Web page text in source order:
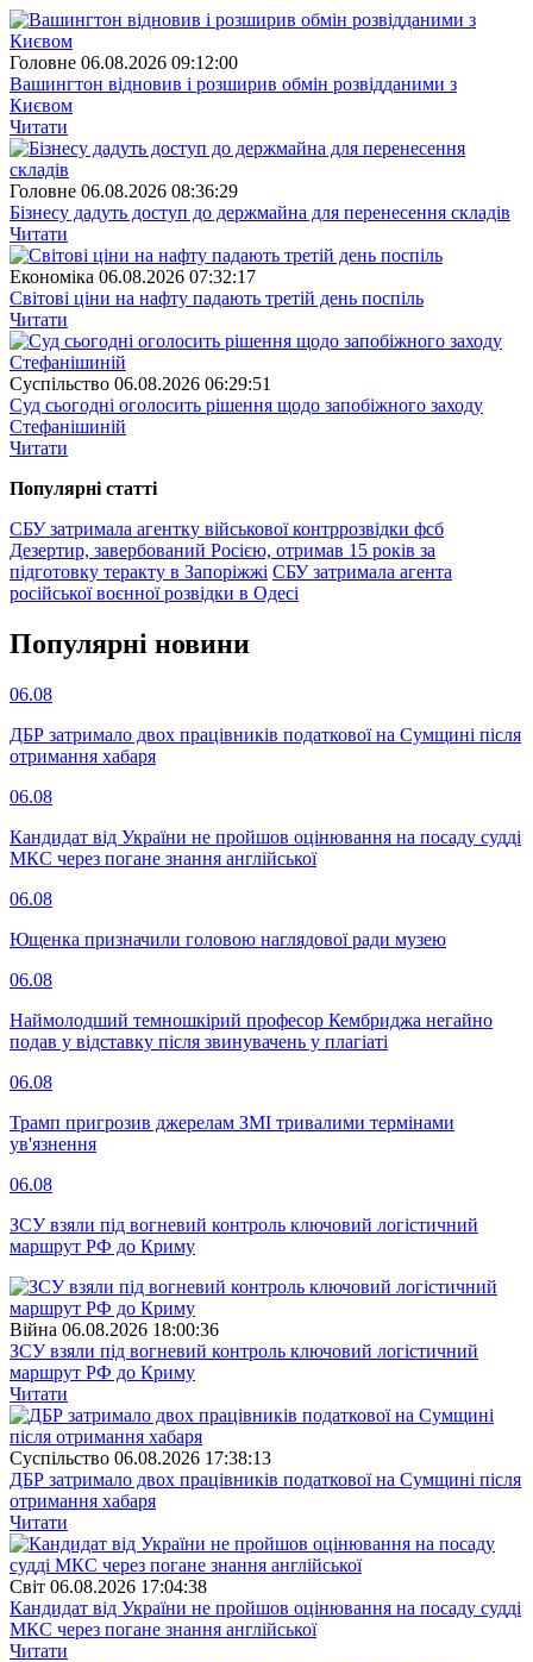
Головне 06.08.2026 09:12:00
Вашингтон відновив і розширив обмін розвідданими з
Києвом
Читати
Головне 06.08.2026 08:36:29
Бізнесу дадуть доступ до держмайна для перенесення складів
Читати
Економіка 06.08.2026 07:32:17
Світові ціни на нафту падають третій день поспіль
Читати
Суспiльство 06.08.2026 06:29:51
Суд сьогодні оголосить рішення щодо запобіжного заходу
Стефанішиній
Читати
Популярнi статтi
СБУ затримала агентку військової контррозвідки фсб
Дезертир, завербований Росією, отримав 15 років за
підготовку теракту в Запоріжжі СБУ затримала агента
російської воєнної розвідки в Одесі
Популярнi новини
06.08
ДБР затримало двох працівників податкової на Сумщині після
отримання хабаря
06.08
Кандидат від України не пройшов оцінювання на посаду судді
МКС через погане знання англійської
06.08
Ющенка призначили головою наглядової ради музею
06.08
Наймолодший темношкірий професор Кембриджа негайно
подав у відставку після звинувачень у плагіаті
06.08
Трамп пригрозив джерелам ЗМІ тривалими термінами
ув'язнення
06.08
ЗСУ взяли під вогневий контроль ключовий логістичний
маршрут РФ до Криму
Війна 06.08.2026 18:00:36
ЗСУ взяли під вогневий контроль ключовий логістичний
маршрут РФ до Криму
Читати
Суспiльство 06.08.2026 17:38:13
ДБР затримало двох працівників податкової на Сумщині після
отримання хабаря
Читати
Свiт 06.08.2026 17:04:38
Кандидат від України не пройшов оцінювання на посаду судді
МКС через погане знання англійської
Читати